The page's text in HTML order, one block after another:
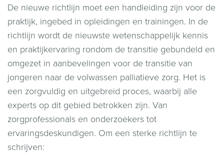
De nieuwe richtlijn moet een handleiding zijn voor de
praktijk, ingebed in opleidingen en trainingen. In de
richtlijn wordt de nieuwste wetenschappelijk kennis
en praktijkervaring rondom de transitie gebundeld en
omgezet in aanbevelingen voor de transitie van
jongeren naar de volwassen palliatieve zorg. Het is
een zorgvuldig en uitgebreid proces, waarbij alle
experts op dit gebied betrokken zijn. Van
zorgprofessionals en onderzoekers tot
ervaringsdeskundigen. Om een sterke richtlijn te
schrijven: